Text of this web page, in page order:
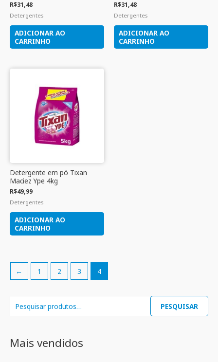
PESQUISAR
Mais vendidos
R$31,48
Detergentes
ADICIONAR AO
CARRINHO
R$31,48
Detergentes
ADICIONAR AO
CARRINHO
Detergente em pó Tixan
Maciez Ype 4kg
R$49,99
Detergentes
ADICIONAR AO
CARRINHO
← 1 2 3 4